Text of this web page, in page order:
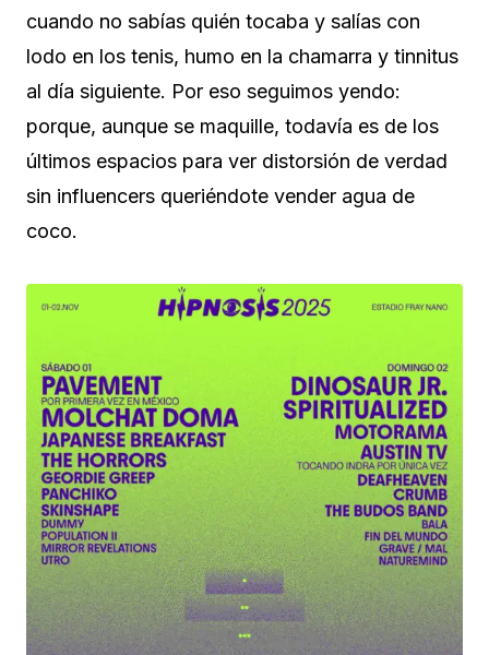
cuando no sabías quién tocaba y salías con
lodo en los tenis, humo en la chamarra y tinnitus
al día siguiente. Por eso seguimos yendo:
porque, aunque se maquille, todavía es de los
últimos espacios para ver distorsión de verdad
sin influencers queriéndote vender agua de
coco.